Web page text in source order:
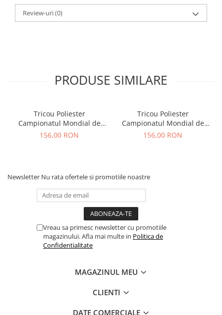
Review-uri(0)
PRODUSE SIMILARE
Tricou Poliester
Campionatul Mondial de
Karate WUKF 2026
156,00 RON
Tricou Poliester
Campionatul Mondial de
Karate WUKF 2026
156,00 RON
Newsletter Nu rata ofertele si promotiile noastre
Vreau sa primesc newsletter cu promotiile
magazinului. Afla mai multe in Politica de
Confidentialitate
MAGAZINUL MEU
CLIENTI
DATE COMERCIALE